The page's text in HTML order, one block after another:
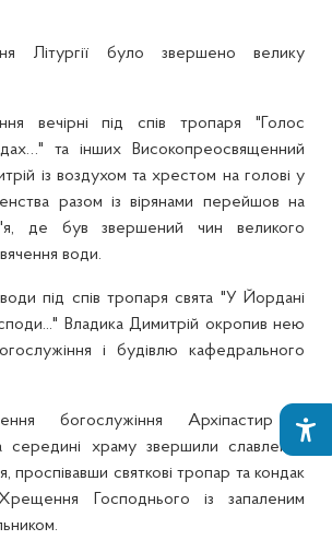
Літургії було звершено велику
вечірні під спів тропаря "Голос
та інших Високопреосвященний
із воздухом та хрестом на голові у
разом із вірянами перейшов на
де був звершений чин великого
води.
води під спів тропаря свята "У Йордані
Владика Димитрій окропив нею
і будівлю кафедрального
богослужіння Архіпастир з
середині храму звершили славлення
проспівавши святкові тропар та кондак
Господнього із запаленим